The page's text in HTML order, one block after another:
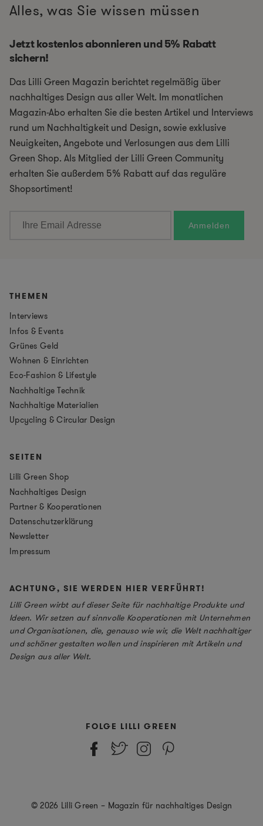
Alles, was Sie wissen müssen
Jetzt kostenlos abonnieren und 5% Rabatt
sichern!
Das Lilli Green Magazin berichtet regelmäßig über
nachhaltiges Design aus aller Welt. Im monatlichen
Magazin-Abo erhalten Sie die besten Artikel und Interviews
rund um Nachhaltigkeit und Design, sowie exklusive
Neuigkeiten, Angebote und Verlosungen aus dem Lilli
Green Shop. Als Mitglied der Lilli Green Community
erhalten Sie außerdem 5% Rabatt auf das reguläre
Shopsortiment!
THEMEN
Interviews
Infos & Events
Grünes Geld
Wohnen & Einrichten
Eco-Fashion & Lifestyle
Nachhaltige Technik
Nachhaltige Materialien
Upcycling & Circular Design
SEITEN
Lilli Green Shop
Nachhaltiges Design
Partner & Kooperationen
Datenschutzerklärung
Newsletter
Impressum
ACHTUNG, SIE WERDEN HIER VERFÜHRT!
Lilli Green wirbt auf dieser Seite für nachhaltige Produkte und
Ideen. Wir setzen auf sinnvolle Kooperationen mit Unternehmen
und Organisationen, die, genauso wie wir, die Welt nachhaltiger
und schöner gestalten wollen und inspirieren mit Artikeln und
Design aus aller Welt.
FOLGE LILLI GREEN
© 2026 Lilli Green – Magazin für nachhaltiges Design